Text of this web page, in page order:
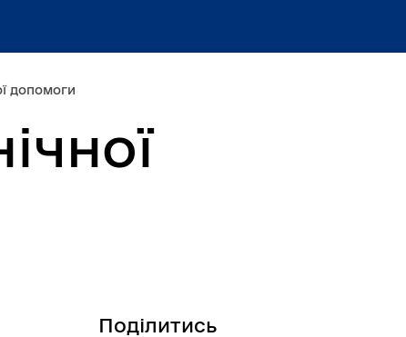
допомоги
Поділитись